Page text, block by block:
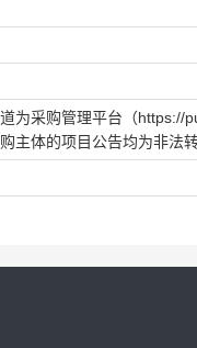
为采购管理平台（
主体的项目公告均为非法